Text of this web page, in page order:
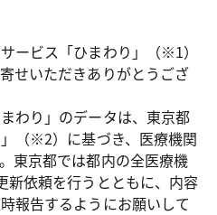
ービス「ひまわり」（※1）
せいただきありがとうござ
わり」のデータは、東京都
（※2）に基づき、医療機関
東京都では都内の全医療機
新依頼を行うとともに、内容
報告するようにお願いして